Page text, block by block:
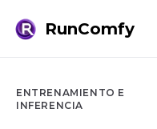
RunComfy
ENTRENAMIENTO E
INFERENCIA